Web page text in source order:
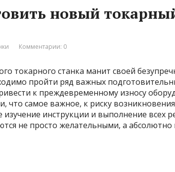
новый
Комментарии: 0
токарного станка манит своей
пройти ряд важных
к преждевременному износу
что самое важное, к риску
инструкции и выполнение всех
не просто желательными, а